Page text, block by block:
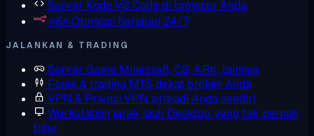
Server KodeVS Code di browser Anda
n8n Otomasi berjalan 24/7
JALANKAN & TRADING
Server Game Minecraft, CS, ARK, lainnya
Forex & trading MT5 dekat broker Anda
VPN & Privasi VPN pribadi Anda sendiri
Workstation jarak jauh Desktop yang tak pernah
tidur